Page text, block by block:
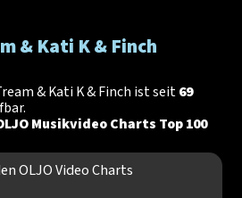
& Kati K & Finch
& Kati K & Finch ist seit69
Musikvideo Charts Top 100
OLJO Video Charts